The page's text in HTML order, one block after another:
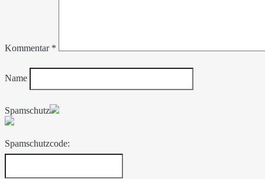
Kommentar *
Name
Spamschutz
Spamschutzcode: